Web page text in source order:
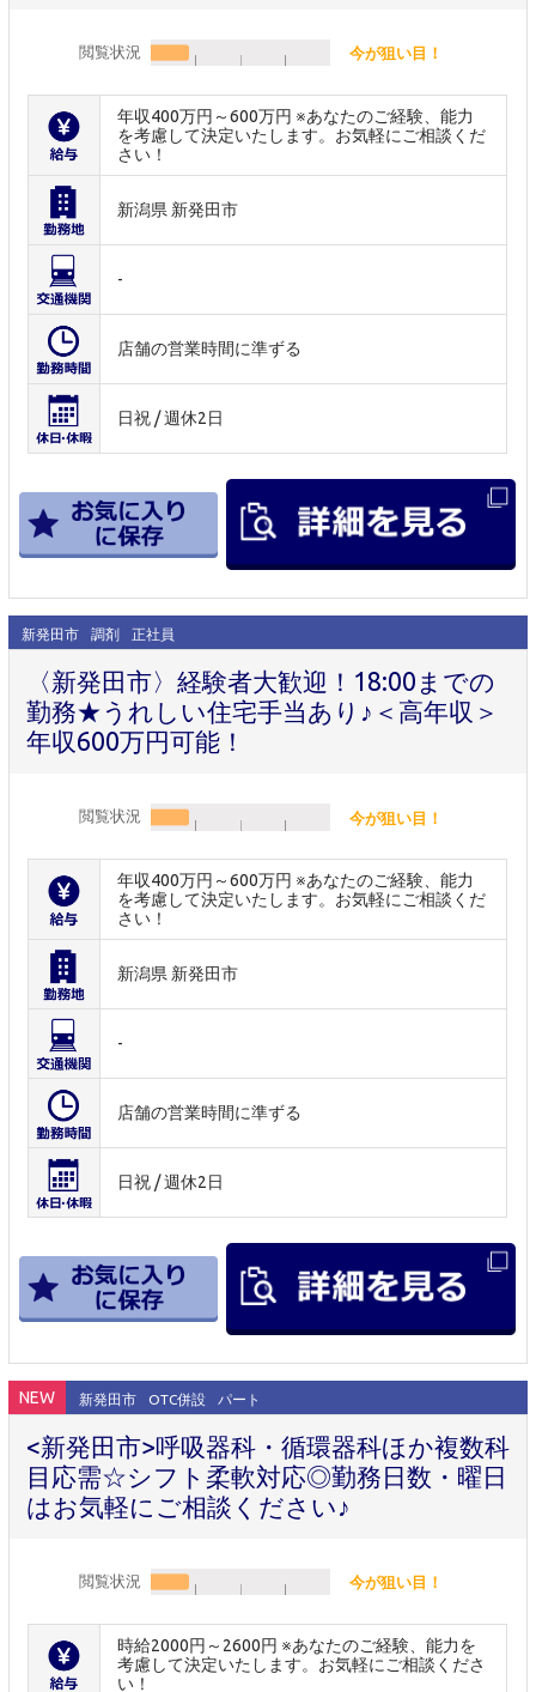
閲覧状況 今が狙い目！
年収400万円～600万円 ※あなたのご経験、能力
を考慮して決定いたします。お気軽にご相談くだ
さい！
新潟県 新発田市
-
店舗の営業時間に準ずる
日祝 / 週休2日
新発田市 調剤 正社員
〈新発田市〉経験者大歓迎！18:00までの
勤務★うれしい住宅手当あり♪＜高年収＞
年収600万円可能！
閲覧状況 今が狙い目！
年収400万円～600万円 ※あなたのご経験、能力
を考慮して決定いたします。お気軽にご相談くだ
さい！
新潟県 新発田市
-
店舗の営業時間に準ずる
日祝 / 週休2日
NEW 新発田市 OTC併設 パート
<新発田市>呼吸器科・循環器科ほか複数科
目応需☆シフト柔軟対応◎勤務日数・曜日
はお気軽にご相談ください♪
閲覧状況 今が狙い目！
時給2000円～2600円 ※あなたのご経験、能力を
考慮して決定いたします。お気軽にご相談くださ
い！